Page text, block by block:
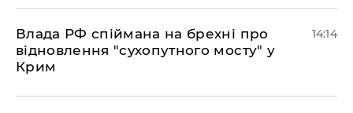
Влада РФ спіймана на брехні про
відновлення "сухопутного мосту" у
Крим
14:14